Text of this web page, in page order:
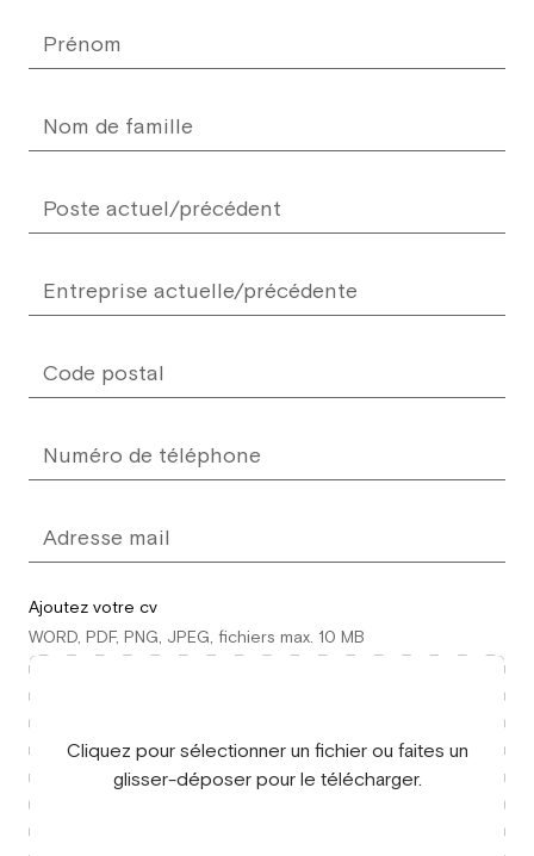
Ajoutez votre cv
WORD, PDF, PNG, JPEG, fichiers max. 10 MB
Cliquez pour sélectionner un fichier ou faites un
glisser-déposer pour le télécharger.